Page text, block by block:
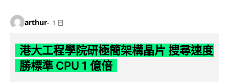
arthur 1 日
港大工程學院研極簡架構晶片 搜尋速度
勝標準 CPU 1 億倍